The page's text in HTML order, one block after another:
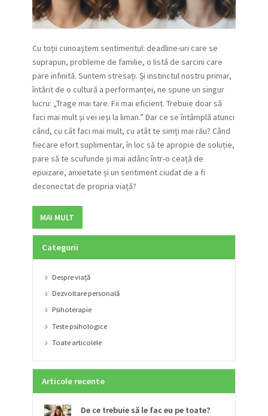
Cu toții cunoaștem sentimentul: deadline-uri care se
suprapun, probleme de familie, o listă de sarcini care
pare infinită. Suntem stresați. Și instinctul nostru primar,
întărit de o cultură a performanței, ne spune un singur
lucru: „Trage mai tare. Fii mai eficient. Trebuie doar să
faci mai mult și vei ieși la liman.” Dar ce se întâmplă atunci
când, cu cât faci mai mult, cu atât te simți mai rău? Când
fiecare efort suplimentar, în loc să te apropie de soluție,
pare să te scufunde și mai adânc într-o ceață de
epuizare, anxietate și un sentiment ciudat de a fi
deconectat de propria viață?
MAI MULT
Categorii
Despre viață
Dezvoltare personală
Psihoterapie
Teste psihologice
Toate articolele
Articole recente
De ce trebuie să le fac eu pe toate?